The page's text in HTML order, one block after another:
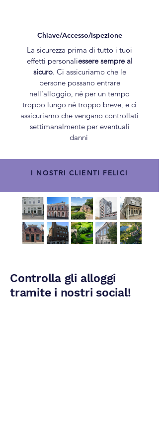
Chiave/Accesso/Ispezione
La sicurezza prima di tutto i tuoi
effetti personaliessere sempre al
sicuro. Ci assicuriamo che le
persone possano entrare
nell'alloggio, né per un tempo
troppo lungo né troppo breve, e ci
assicuriamo che vengano controllati
settimanalmente per eventuali
danni
I NOSTRI CLIENTI FELICI
Controlla gli alloggi
tramite i nostri social!